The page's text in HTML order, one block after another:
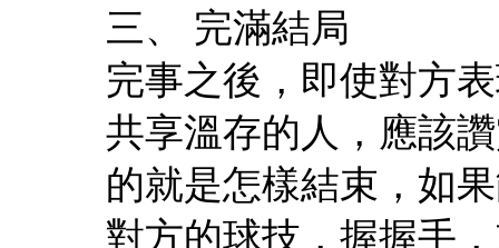
三、 完滿結局
完事之後，即使對方
共享溫存的人，應該
的就是怎樣結束，如
對方的球技，握握手